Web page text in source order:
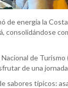
energía la
consolidándose
de Turismo
de una
típicos: